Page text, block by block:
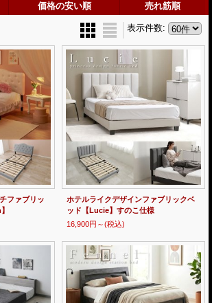
価格の安い順 売れ筋順
表示件数:
ファブリッ
ホテルライクデザインファブリックベ
ッド【Lucie】すのこ仕様
16,900円～(税込)